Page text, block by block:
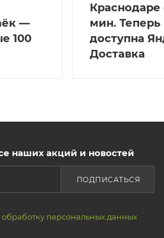
—
100
Краснодаре
мин. Теперь
доступна
Доставка
наших акций и новостей
обработку персональных данных
ПОДПИСАТЬСЯ